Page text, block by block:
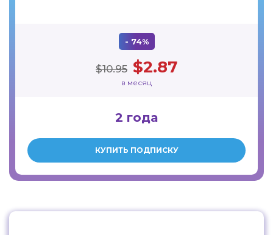
- 74%
$10.95 $2.87
в месяц
2 года
КУПИТЬ ПОДПИСКУ